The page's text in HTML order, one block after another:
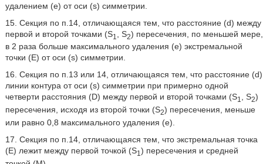
удалением (e) от оси (s) симметрии.
15. Секция по п.14, отличающаяся тем, что расстояние (d) между
первой и второй точками (S1 , S2) пересечения, по меньшей мере,
в 2 раза больше максимального удаления (e) экстремальной
точки (E) от оси (s) симметрии.
16. Секция по п.13 или 14, отличающаяся тем, что расстояние (d)
линии контура от оси (s) симметрии при примерно одной
четверти расстояния (D) между первой и второй точками (S1 , S2)
пересечения, исходя из второй точки (S2) пересечения, меньше
или равно 0,8 максимального удаления (e).
17. Секция по п.14, отличающаяся тем, что экстремальная точка
(E) лежит между первой точкой (S1 ) пересечения и средней